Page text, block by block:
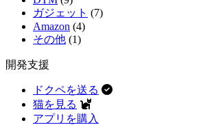
ガジェット (7)
Amazon (4)
その他 (1)
開発支援
ドクペを送る
猫を見る
アプリを購入